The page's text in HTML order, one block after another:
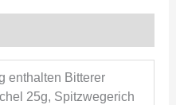
enthalten Bitterer
25g, Spitzwegerich